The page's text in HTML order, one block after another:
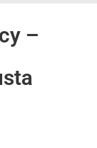
–